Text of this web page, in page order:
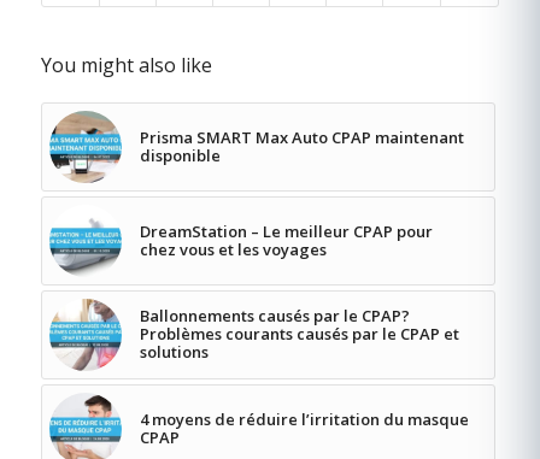
You might also like
Prisma SMART Max Auto CPAP maintenant
disponible
DreamStation – Le meilleur CPAP pour
chez vous et les voyages
Ballonnements causés par le CPAP?
Problèmes courants causés par le CPAP et
solutions
4 moyens de réduire l’irritation du masque
CPAP